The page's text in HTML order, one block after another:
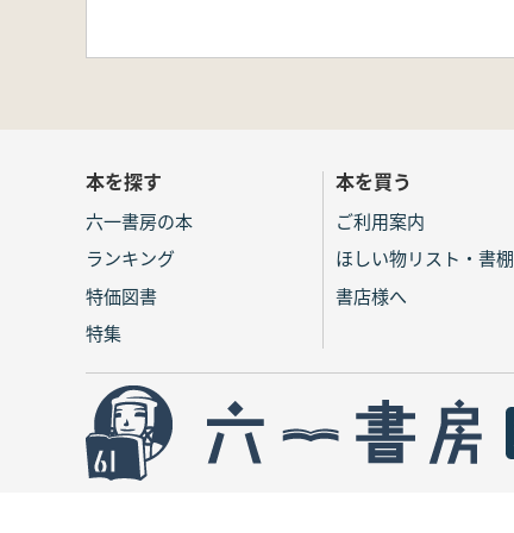
本を探す
六一書房の本
ランキング
特価図書
特集
本を買う
ご利用案内
ほしい物リスト・書棚
書店様へ